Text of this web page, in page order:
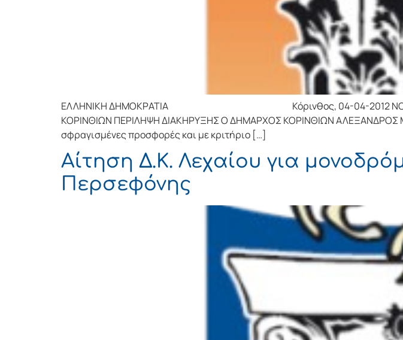
ΕΛΛΗΝΙΚΗ ΔΗΜΟΚΡΑΤΙΑ Κόρινθος, 04-04-
ΚΟΡΙΝΘΙΩΝ ΠΕΡΙΛΗΨΗ ΔΙΑΚΗΡΥΞΗΣ Ο ΔΗΜΑΡΧΟΣ ΚΟΡΙΝΘΙΩΝ ΑΛΕΞΑΝΔΡΟΣ Μ.
σφραγισμένες προσφορές και με κριτήριο […]
Αίτηση Δ.Κ. Λεχαίου για
Περσεφόνης